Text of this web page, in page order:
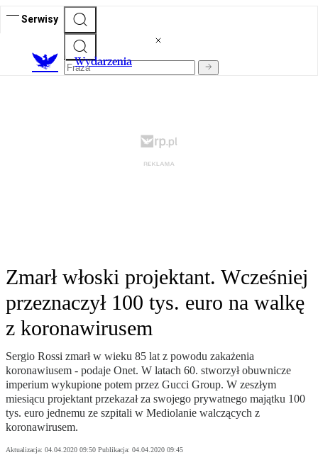
Serwisy
Wydarzenia
Zmarł włoski projektant. Wcześniej
przeznaczył 100 tys. euro na walkę
z koronawirusem
Sergio Rossi zmarł w wieku 85 lat z powodu zakażenia
koronawiusem - podaje Onet. W latach 60. stworzył obuwnicze
imperium wykupione potem przez Gucci Group. W zeszłym
miesiącu projektant przekazał za swojego prywatnego majątku 100
tys. euro jednemu ze szpitali w Mediolanie walczących z
koronawirusem.
Aktualizacja: 04.04.2020 09:50 Publikacja: 04.04.2020 09:45